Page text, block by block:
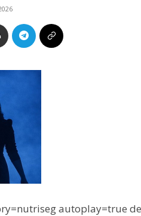
autoplay=true